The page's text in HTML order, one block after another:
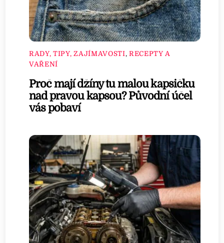
RADY, TIPY, ZAJÍMAVOSTI, RECEPTY A
VAŘENÍ
Proč mají džíny tu malou kapsičku
nad pravou kapsou? Původní účel
vás pobaví